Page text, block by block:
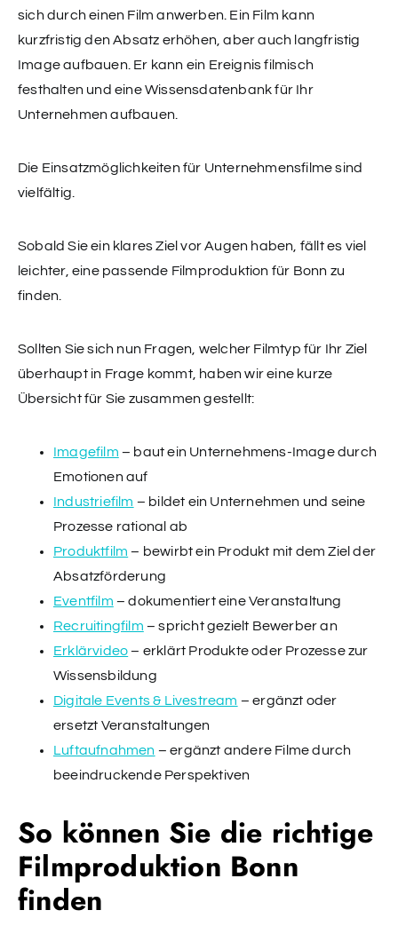
sich durch einen Film anwerben. Ein Film kann
kurzfristig den Absatz erhöhen, aber auch langfristig
Image aufbauen. Er kann ein Ereignis filmisch
festhalten und eine Wissensdatenbank für Ihr
Unternehmen aufbauen.
Die Einsatzmöglichkeiten für Unternehmensfilme sind
vielfältig.
Sobald Sie ein klares Ziel vor Augen haben, fällt es viel
leichter, eine passende Filmproduktion für Bonn zu
finden.
Sollten Sie sich nun Fragen, welcher Filmtyp für Ihr Ziel
überhaupt in Frage kommt, haben wir eine kurze
Übersicht für Sie zusammen gestellt:
Imagefilm – baut ein Unternehmens-Image durch
Emotionen auf
Industriefilm – bildet ein Unternehmen und seine
Prozesse rational ab
Produktfilm – bewirbt ein Produkt mit dem Ziel der
Absatzförderung
Eventfilm – dokumentiert eine Veranstaltung
Recruitingfilm – spricht gezielt Bewerber an
Erklärvideo– erklärt Produkte oder Prozesse zur
Wissensbildung
Digitale Events & Livestream – ergänzt oder
ersetzt Veranstaltungen
Luftaufnahmen – ergänzt andere Filme durch
beeindruckende Perspektiven
So können Sie die richtige
Filmproduktion Bonn
finden